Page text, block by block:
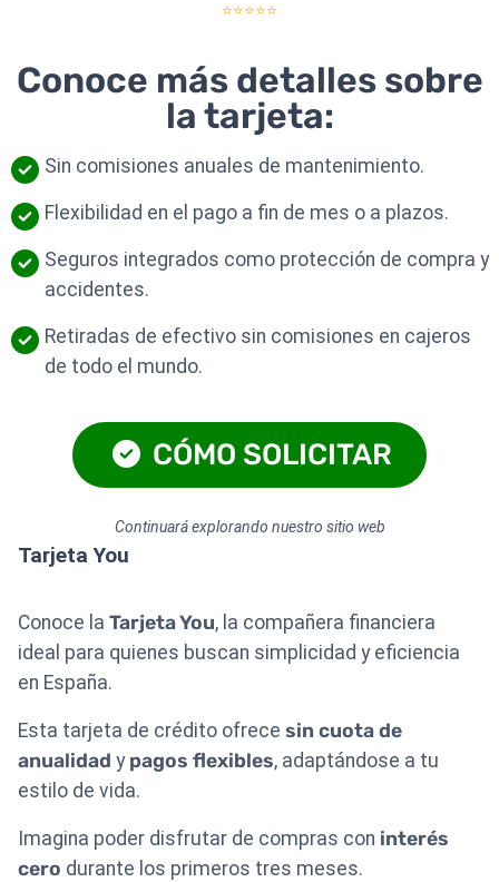
⭐⭐⭐⭐⭐
Conoce más detalles sobre
la tarjeta:
Sin comisiones anuales de mantenimiento.
Flexibilidad en el pago a fin de mes o a plazos.
Seguros integrados como protección de compra y
accidentes.
Retiradas de efectivo sin comisiones en cajeros
de todo el mundo.
CÓMO SOLICITAR
Continuará explorando nuestro sitio web
Tarjeta You
Conoce la Tarjeta You, la compañera financiera
ideal para quienes buscan simplicidad y eficiencia
en España.
Esta tarjeta de crédito ofrece sin cuota de
anualidad y pagos flexibles, adaptándose a tu
estilo de vida.
Imagina poder disfrutar de compras con interés
cero durante los primeros tres meses.